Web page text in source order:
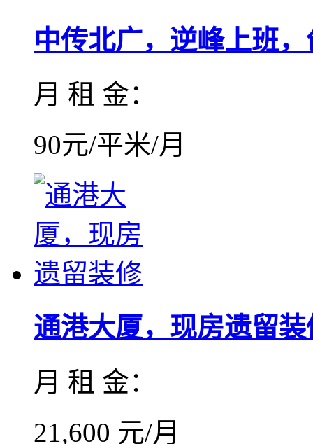
中传北广，逆峰上班
月 租 金：
90元/平米/月
通港大厦，现房遗留装
月 租 金：
21,600 元/月